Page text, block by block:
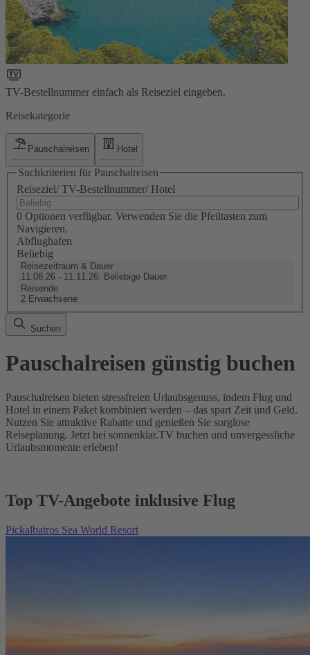
TV-Bestellnummer einfach als Reiseziel eingeben.
Reisekategorie
Pauschalreisen Hotel
Suchkriterien für Pauschalreisen
Reiseziel/ TV-Bestellnummer/ Hotel
0 Optionen verfügbar. Verwenden Sie die Pfeiltasten zum
Navigieren.
Abflughafen
Beliebig
Reisezeitraum & Dauer
11.08.26 - 11.11.26, Beliebige Dauer
Reisende
2 Erwachsene
Suchen
Pauschalreisen günstig buchen
Pauschalreisen bieten stressfreien Urlaubsgenuss, indem Flug und
Hotel in einem Paket kombiniert werden – das spart Zeit und Geld.
Nutzen Sie attraktive Rabatte und genießen Sie sorglose
Reiseplanung. Jetzt bei sonnenklar.TV buchen und unvergessliche
Urlaubsmomente erleben!
Top TV-Angebote inklusive Flug
Pickalbatros Sea World Resort